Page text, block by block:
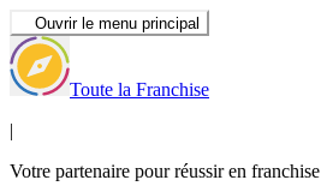
Ouvrir le menu principal
Toute la Franchise
|
Votre partenaire pour réussir en franchise